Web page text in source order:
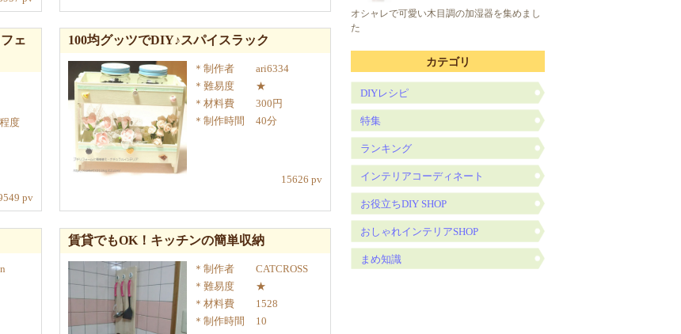
ェ
度
pv
100均グッツでDIY♪スパイスラック
制作者
ari6334
難易度
★
材料費
300円
制作時間
40分
15626 pv
賃貸でもOK！キッチンの簡単収納
制作者
CATCROSS
難易度
★
材料費
1528
制作時間
10
オシャレで可愛い木目調の加湿器を集めまし
た
カテゴリ
DIYレシピ
特集
ランキング
インテリアコーディネート
お役立ちDIY SHOP
おしゃれインテリアSHOP
まめ知識